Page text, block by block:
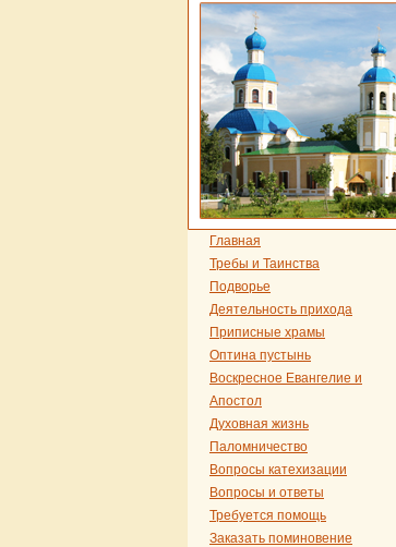
Главная
Требы и Таинства
Подворье
Деятельность прихода
Приписные храмы
Оптина пустынь
Воскресное Евангелие и
Апостол
Духовная жизнь
Паломничество
Вопросы катехизации
Вопросы и ответы
Требуется помощь
Заказать поминовение